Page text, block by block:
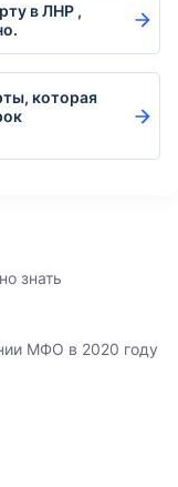
в ЛНР ,
которая
знать
МФО в 2020 году